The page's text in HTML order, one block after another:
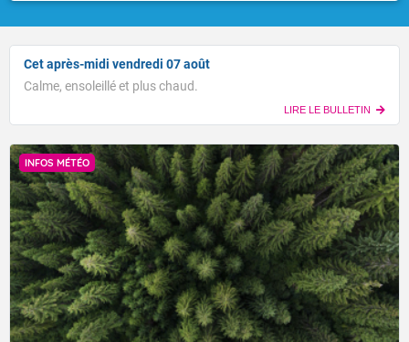
Cet après-midi vendredi 07 août
Calme, ensoleillé et plus chaud.
LIRE LE BULLETIN
INFOS MÉTÉO